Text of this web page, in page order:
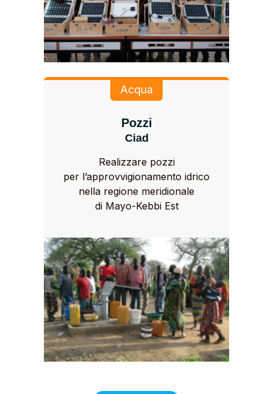
Acqua
Pozzi
Ciad
Realizzare pozzi
per l’approvvigionamento idrico
nella regione meridionale
di Mayo-Kebbi Est